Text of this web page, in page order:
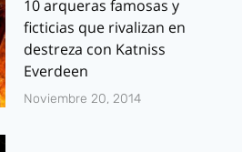
10 arqueras famosas y
ficticias que rivalizan en
destreza con Katniss
Everdeen
Noviembre 20, 2014